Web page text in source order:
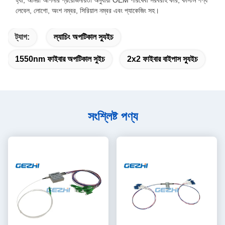
লেবেল, লোগো, অংশ নম্বর, সিরিয়াল নম্বর এবং প্যাকেজিং সহ।
ট্যাগ: ল্যাচিং অপটিকাল স্যুইচ
1550nm ফাইবার অপটিকাল সুইচ 2x2 ফাইবার বাইপাস স্যুইচ
সংশ্লিষ্ট পণ্য